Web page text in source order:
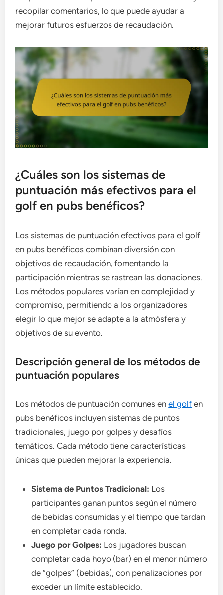
recopilar comentarios, lo que puede ayudar a
mejorar futuros esfuerzos de recaudación.
¿Cuáles son los sistemas de
puntuación más efectivos para el
golf en pubs benéficos?
Los sistemas de puntuación efectivos para el golf
en pubs benéficos combinan diversión con
objetivos de recaudación, fomentando la
participación mientras se rastrean las donaciones.
Los métodos populares varían en complejidad y
compromiso, permitiendo a los organizadores
elegir lo que mejor se adapte a la atmósfera y
objetivos de su evento.
Descripción general de los métodos de
puntuación populares
Los métodos de puntuación comunes enel golf en
pubs benéficos incluyen sistemas de puntos
tradicionales, juego por golpes y desafíos
temáticos. Cada método tiene características
únicas que pueden mejorar la experiencia.
Sistema de Puntos Tradicional: Los
participantes ganan puntos según el número
de bebidas consumidas y el tiempo que tardan
en completar cada ronda.
Juego por Golpes: Los jugadores buscan
completar cada hoyo (bar) en el menor número
de “golpes” (bebidas), con penalizaciones por
exceder un límite establecido.